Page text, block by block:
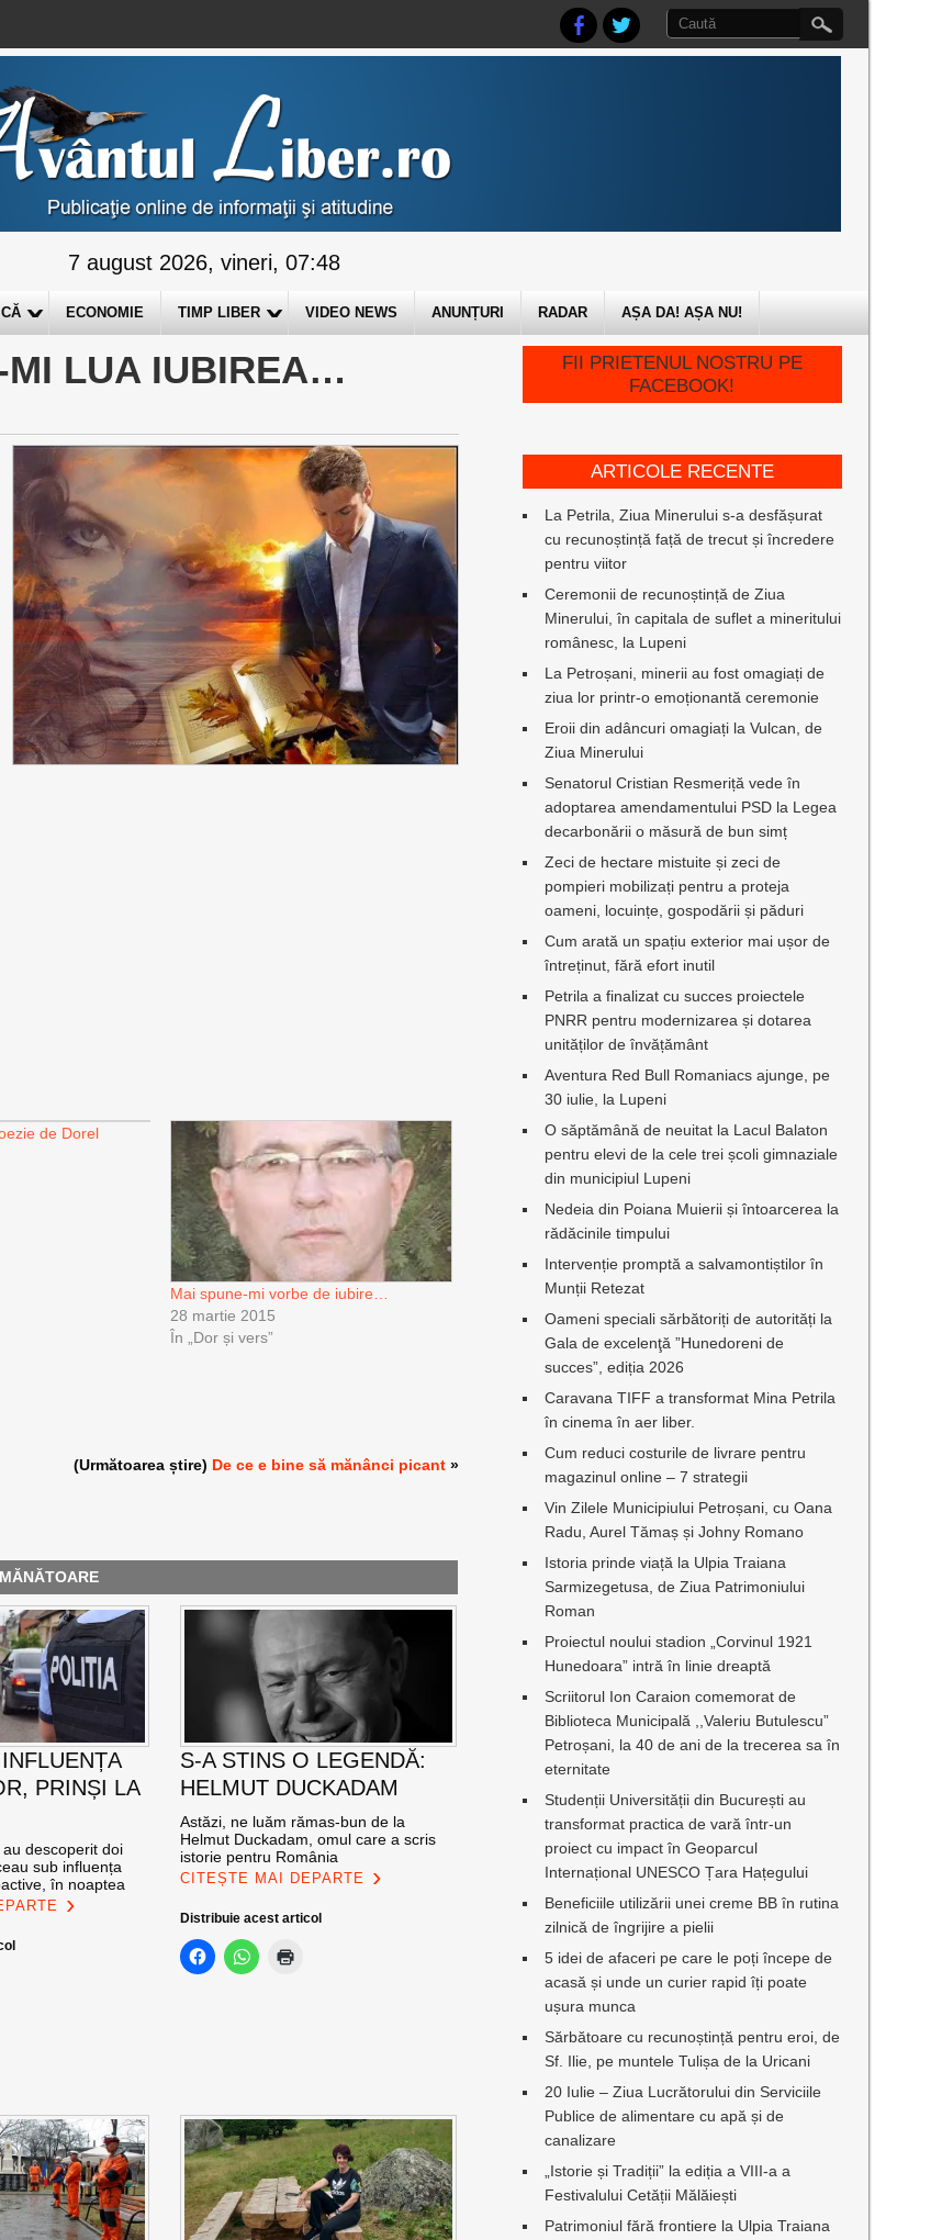
7 august 2026, vineri, 07:48
ECONOMIE TIMP LIBER VIDEO NEWS ANUNȚURI RADAR AȘA DA! AȘA NU!
MI LUA IUBIREA…
de Dorel
Mai spune-mi vorbe de iubire…
28 martie 2015
În „Dor și vers”
(Următoarea știre) De ce e bine să mănânci picant »
PRINȘI LA
descoperit doi
sub influența
în noaptea
S-A STINS O LEGENDĂ:
HELMUT DUCKADAM
Astăzi, ne luăm rămas-bun de la
Helmut Duckadam, omul care a scris
istorie pentru România
CITEȘTE MAI DEPARTE
Distribuie acest articol
FII PRIETENUL NOSTRU PE
FACEBOOK!
ARTICOLE RECENTE
La Petrila, Ziua Minerului s-a desfășurat
cu recunoștință față de trecut și încredere
pentru viitor
Ceremonii de recunoștință de Ziua
Minerului, în capitala de suflet a mineritului
românesc, la Lupeni
La Petroșani, minerii au fost omagiați de
ziua lor printr-o emoționantă ceremonie
Eroii din adâncuri omagiați la Vulcan, de
Ziua Minerului
Senatorul Cristian Resmeriță vede în
adoptarea amendamentului PSD la Legea
decarbonării o măsură de bun simț
Zeci de hectare mistuite și zeci de
pompieri mobilizați pentru a proteja
oameni, locuințe, gospodării și păduri
Cum arată un spațiu exterior mai ușor de
întreținut, fără efort inutil
Petrila a finalizat cu succes proiectele
PNRR pentru modernizarea și dotarea
unităților de învățământ
Aventura Red Bull Romaniacs ajunge, pe
30 iulie, la Lupeni
O săptămână de neuitat la Lacul Balaton
pentru elevi de la cele trei școli gimnaziale
din municipiul Lupeni
Nedeia din Poiana Muierii și întoarcerea la
rădăcinile timpului
Intervenție promptă a salvamontiștilor în
Munții Retezat
Oameni speciali sărbătoriți de autorități la
Gala de excelenţă ”Hunedoreni de
succes”, ediția 2026
Caravana TIFF a transformat Mina Petrila
în cinema în aer liber.
Cum reduci costurile de livrare pentru
magazinul online – 7 strategii
Vin Zilele Municipiului Petroșani, cu Oana
Radu, Aurel Tămaș și Johny Romano
Istoria prinde viață la Ulpia Traiana
Sarmizegetusa, de Ziua Patrimoniului
Roman
Proiectul noului stadion „Corvinul 1921
Hunedoara” intră în linie dreaptă
Scriitorul Ion Caraion comemorat de
Biblioteca Municipală ,,Valeriu Butulescu”
Petroșani, la 40 de ani de la trecerea sa în
eternitate
Studenții Universității din București au
transformat practica de vară într-un
proiect cu impact în Geoparcul
Internațional UNESCO Țara Hațegului
Beneficiile utilizării unei creme BB în rutina
zilnică de îngrijire a pielii
5 idei de afaceri pe care le poți începe de
acasă și unde un curier rapid îți poate
ușura munca
Sărbătoare cu recunoștință pentru eroi, de
Sf. Ilie, pe muntele Tulișa de la Uricani
20 Iulie – Ziua Lucrătorului din Serviciile
Publice de alimentare cu apă și de
canalizare
„Istorie și Tradiții” la ediția a VIII-a a
Festivalului Cetății Mălăiești
Patrimoniul fără frontiere la Ulpia Traiana